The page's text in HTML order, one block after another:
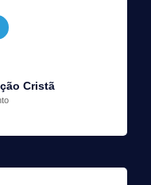
Cristã